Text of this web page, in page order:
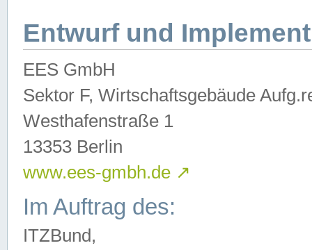
Entwurf und
EES GmbH
Sektor F, Wirtschaftsgebäude
Westhafenstraße 1
13353 Berlin
www.ees-gmbh.de ↗
Im Auftrag des:
ITZBund,